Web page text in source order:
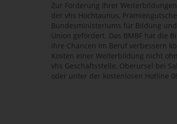
Zur Förderung Ihrer
der vhs Hochtaunus,
Bundesministeriums für Bildung
Union gefördert. Das BMBF hat die
ihre Chancen im Beruf verbessern
Kosten einer Weiterbildung nicht
vhs Geschäftsstelle, Oberursel bei
oder unter der kostenlosen Hotline